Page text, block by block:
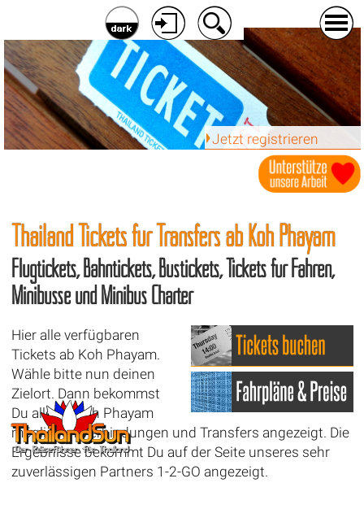
Jetzt registrieren
Thailand Tickets für Transfers abKoh Phayam
Flugtickets, Bahntickets, Bustickets, Tickets für Fähren,
Minibusse und Minibus Charter
Hier alle verfügbaren
Tickets ab Koh Phayam.
Wähle bitte nun deinen
Zielort. Dann bekommst
Du alle ab Koh Phayam
möglichen Verbindungen und Transfers angezeigt. Die
Ergebnisse bekommt Du auf der Seite unseres sehr
zuverlässigen Partners 1-2-GO angezeigt.